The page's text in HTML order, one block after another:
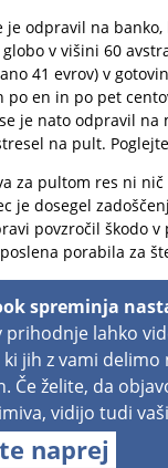
je odpravil na
globo v višini 60
41 evrov) v
po en in po pet
je nato odpravil na
na pult.
za pultom res ni nič
je dosegel
povzročil škodo v
porabila za
spreminja
prihodnje lahko
jih z vami delimo
Če želite, da
vidijo tudi
naprej